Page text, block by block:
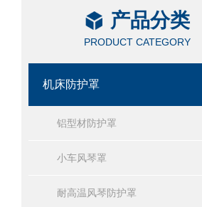
产品分类
PRODUCT CATEGORY
机床防护罩
铝型材防护罩
小车风琴罩
耐高温风琴防护罩